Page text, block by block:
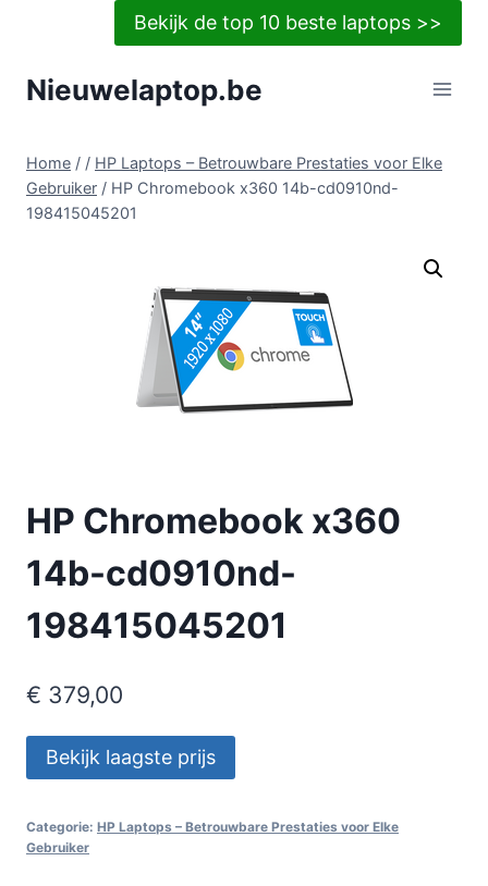
Bekijk de top 10 beste laptops >>
Nieuwelaptop.be
Home / / HP Laptops – Betrouwbare Prestaties voor Elke
Gebruiker / HP Chromebook x360 14b-cd0910nd-
198415045201
HP Chromebook x360
14b-cd0910nd-
198415045201
€ 379,00
Bekijk laagste prijs
Categorie: HP Laptops – Betrouwbare Prestaties voor Elke
Gebruiker